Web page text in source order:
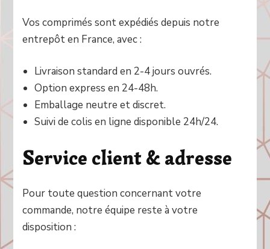
Vos comprimés sont expédiés depuis notre
entrepôt en France, avec :
Livraison standard en 2-4 jours ouvrés.
Option express en 24-48h.
Emballage neutre et discret.
Suivi de colis en ligne disponible 24h/24.
Service client & adresse
Pour toute question concernant votre
commande, notre équipe reste à votre
disposition :